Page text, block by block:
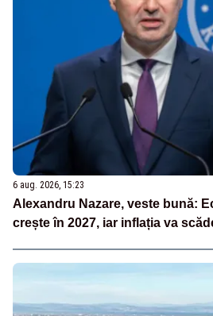
6 aug. 2026, 15:23
Alexandru Nazare, veste bună:
crește în 2027, iar inflația va